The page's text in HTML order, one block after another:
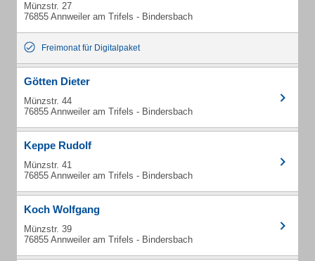
Münzstr. 27
76855 Annweiler am Trifels - Bindersbach
Freimonat für Digitalpaket
Götten Dieter
Münzstr. 44
76855 Annweiler am Trifels - Bindersbach
Keppe Rudolf
Münzstr. 41
76855 Annweiler am Trifels - Bindersbach
Koch Wolfgang
Münzstr. 39
76855 Annweiler am Trifels - Bindersbach